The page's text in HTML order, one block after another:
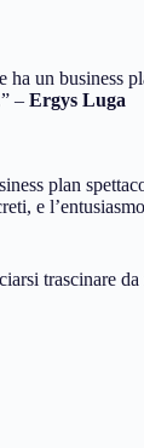
ha un business
– Ergys Luga
plan
e
trascinare da